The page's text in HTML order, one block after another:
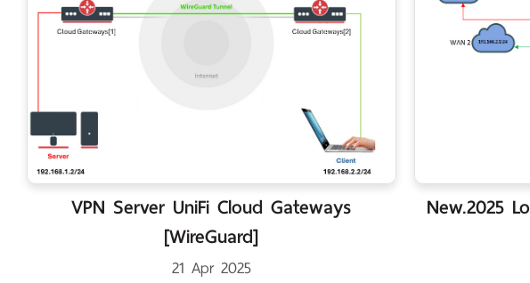
VPN Server UniFi Cloud Gateways
[WireGuard]
21 Apr 2025
New.2025